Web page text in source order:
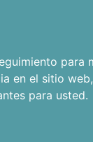
para
en el sitio web,
para usted.